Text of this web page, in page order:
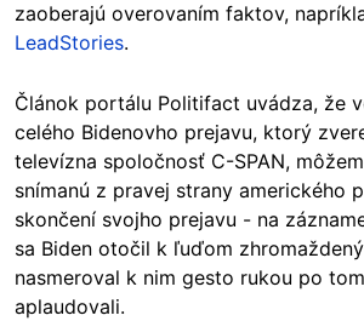
zaoberajú overovaním faktov,
LeadStories.
Článok portálu Politifact uvádza, že
celého Bidenovho prejavu, ktorý
televízna spoločnosť C-SPAN,
snímanú z pravej strany amerického
skončení svojho prejavu - na
sa Biden otočil k ľuďom
nasmeroval k nim gesto rukou po
aplaudovali.